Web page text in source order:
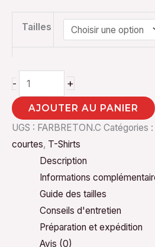
Tailles
- +
AJOUTER AU PANIER
UGS : FARBRETON.C Catégories :
courtes, T-Shirts
Description
Informations
Guide des tailles
Conseils d'entretien
Préparation et expédition
Avis (0)